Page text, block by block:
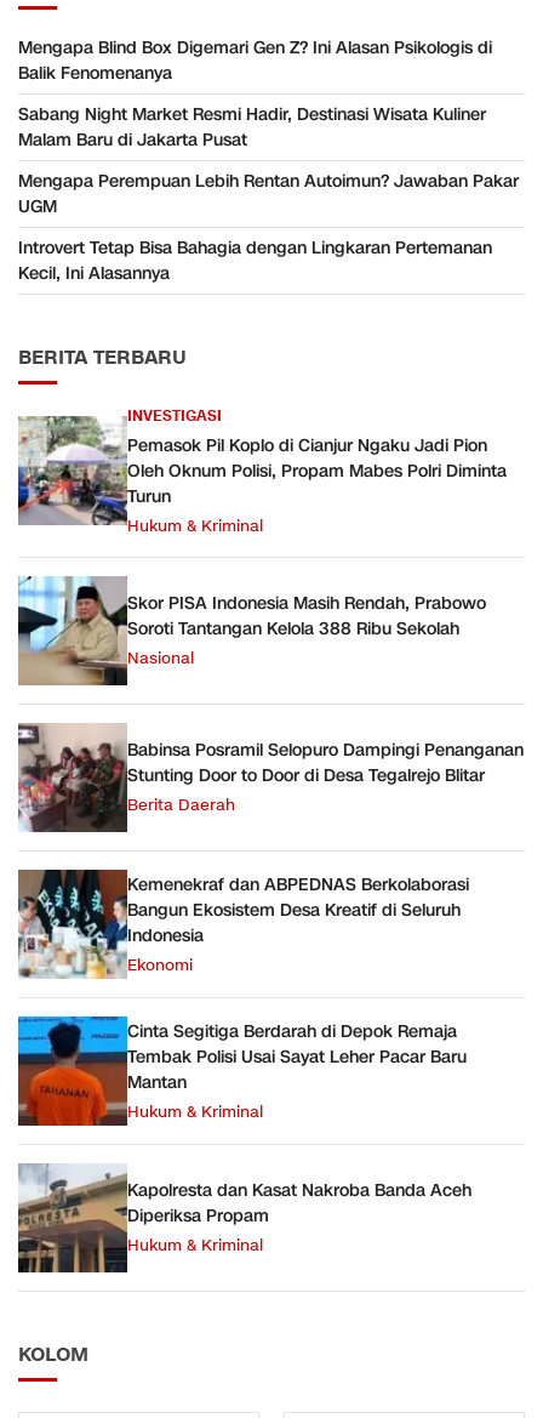
Mengapa Blind Box Digemari Gen Z? Ini Alasan Psikologis di
Balik Fenomenanya
Sabang Night Market Resmi Hadir, Destinasi Wisata Kuliner
Malam Baru di Jakarta Pusat
Mengapa Perempuan Lebih Rentan Autoimun? Jawaban Pakar
UGM
Introvert Tetap Bisa Bahagia dengan Lingkaran Pertemanan
Kecil, Ini Alasannya
BERITA TERBARU
INVESTIGASI
Pemasok Pil Koplo di Cianjur Ngaku Jadi Pion
Oleh Oknum Polisi, Propam Mabes Polri Diminta
Turun
Hukum & Kriminal
Skor PISA Indonesia Masih Rendah, Prabowo
Soroti Tantangan Kelola 388 Ribu Sekolah
Nasional
Babinsa Posramil Selopuro Dampingi Penanganan
Stunting Door to Door di Desa Tegalrejo Blitar
Berita Daerah
Kemenekraf dan ABPEDNAS Berkolaborasi
Bangun Ekosistem Desa Kreatif di Seluruh
Indonesia
Ekonomi
Cinta Segitiga Berdarah di Depok Remaja
Tembak Polisi Usai Sayat Leher Pacar Baru
Mantan
Hukum & Kriminal
Kapolresta dan Kasat Nakroba Banda Aceh
Diperiksa Propam
Hukum & Kriminal
KOLOM